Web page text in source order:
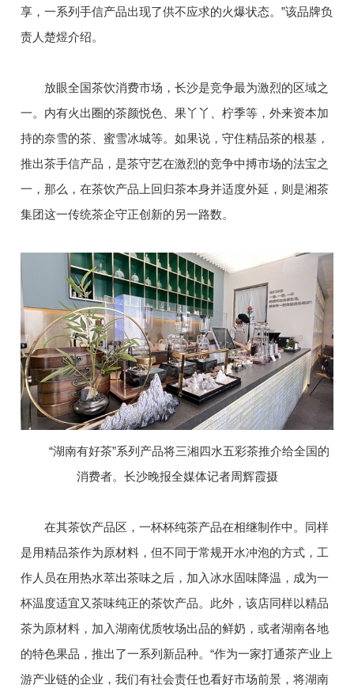
享，一系列手信产品出现了供不应求的火爆状态。”该品牌负
责人楚煜介绍。
放眼全国茶饮消费市场，长沙是竞争最为激烈的区域之
一。内有火出圈的茶颜悦色、果丫丫、柠季等，外来资本加
持的奈雪的茶、蜜雪冰城等。如果说，守住精品茶的根基，
推出茶手信产品，是茶守艺在激烈的竞争中搏市场的法宝之
一，那么，在茶饮产品上回归茶本身并适度外延，则是湘茶
集团这一传统茶企守正创新的另一路数。
“湖南有好茶”系列产品将三湘四水五彩茶推介给全国的
消费者。长沙晚报全媒体记者周辉霞摄
在其茶饮产品区，一杯杯纯茶产品在相继制作中。同样
是用精品茶作为原材料，但不同于常规开水冲泡的方式，工
作人员在用热水萃出茶味之后，加入冰水固味降温，成为一
杯温度适宜又茶味纯正的茶饮产品。此外，该店同样以精品
茶为原材料，加入湖南优质牧场出品的鲜奶，或者湖南各地
的特色果品，推出了一系列新品种。“作为一家打通茶产业上
游产业链的企业，我们有社会责任也看好市场前景，将湖南